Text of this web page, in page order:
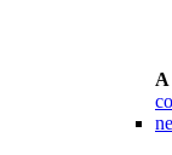
A